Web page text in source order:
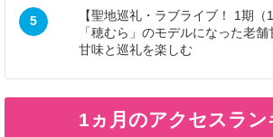
5
【聖地巡礼・ラブライブ！ 1期
「穂むら」のモデルになった老
甘味と巡礼を楽しむ
1ヵ月のアクセスラン